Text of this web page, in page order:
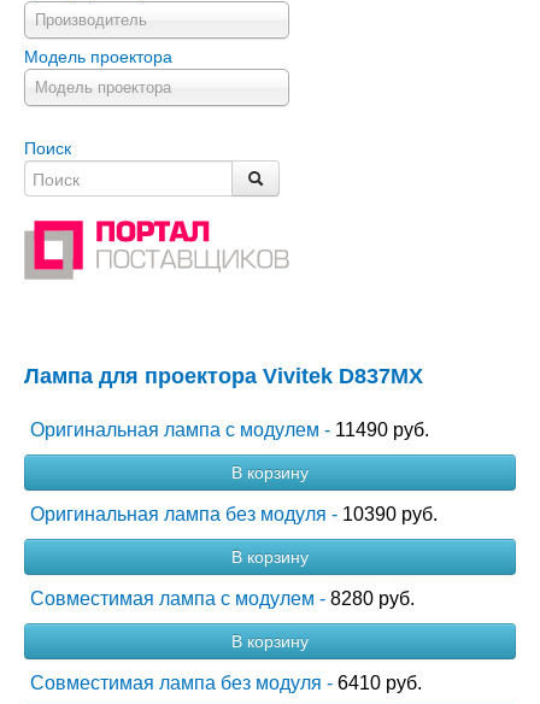
Производитель
Модель проектора
Модель проектора
Поиск
Лампа для проектора Vivitek D837MX
Оригинальная лампа с модулем - 11490 руб.
В корзину
Оригинальная лампа без модуля - 10390 руб.
В корзину
Совместимая лампа с модулем - 8280 руб.
В корзину
Совместимая лампа без модуля - 6410 руб.